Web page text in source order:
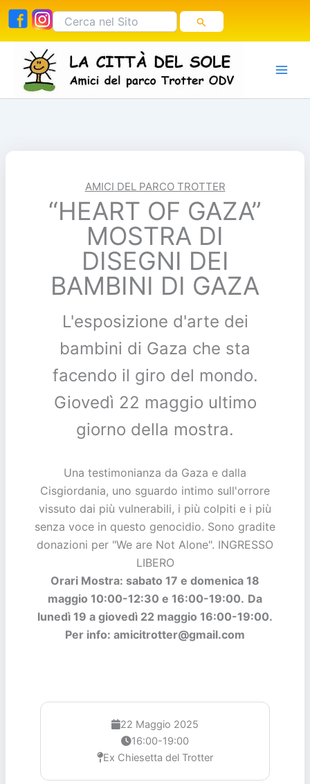
Vai
contenuto
Cerca:
AMICI DEL PARCO TROTTER
“HEART OF GAZA”
MOSTRA DI
DISEGNI DEI
BAMBINI DI GAZA
L'esposizione d'arte dei
bambini di Gaza che sta
facendo il giro del mondo.
Giovedì 22 maggio ultimo
giorno della mostra.
Una testimonianza da Gaza e dalla
Cisgiordania, uno sguardo intimo sull'orrore
vissuto dai più vulnerabili, i più colpiti e i più
senza voce in questo genocidio. Sono gradite
donazioni per "We are Not Alone". INGRESSO
LIBERO
Orari Mostra: sabato 17 e domenica 18
maggio 10:00-12:30 e 16:00-19:00. Da
lunedì 19 a giovedì 22 maggio 16:00-19:00.
Per info: amicitrotter@gmail.com
22 Maggio 2025
16:00-19:00
Ex Chiesetta del Trotter